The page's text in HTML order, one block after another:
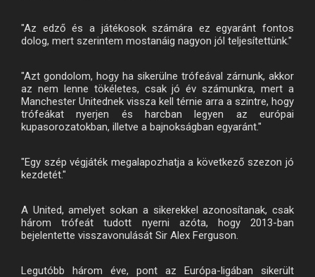
"Az edző és a játékosok számára ez egyaránt fontos
dolog, mert szerintem mostanáig nagyon jól teljesítettünk."
"Azt gondolom, hogy ha sikerülne trófeával zárnunk, akkor
az nem lenne tökéletes, csak jó év számunkra, mert a
Manchester Unitednek vissza kell térnie arra a szintre, hogy
trófeákat nyerjen és harcban legyen az európai
kupasorozatokban, illetve a bajnokságban egyaránt."
"Egy szép végjáték megalapozhatja a következő szezon jó
kezdetét."
A United, amelyet sokan a sikerekkel azonosítanak, csak
három trófeát tudott nyerni azóta, hogy 2013-ban
bejelentette visszavonulását Sir Alex Ferguson.
Legutóbb három éve, pont az Európa-ligában sikerült